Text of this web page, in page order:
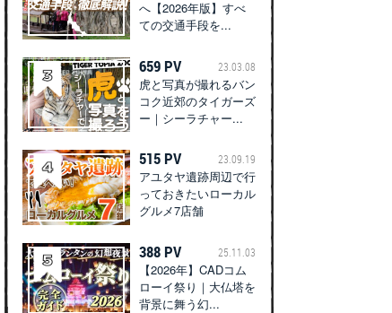
へ【2026年版】すべ
ての交通手段を...
659 PV 23.03.08
虎と写真が撮れるバン
コク近郊のタイガーズ
ー｜シーラチャー...
515 PV 23.09.19
アユタヤ遺跡周辺で行
っておきたいローカル
グルメ7店舗
388 PV 25.11.03
【2026年】CADコム
ローイ祭り｜大仏塔を
背景に舞う幻...